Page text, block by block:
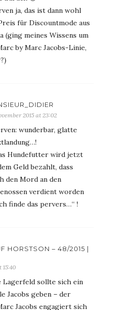
ja, das ist dann wohl
für Discountmode aus
(ging meines Wissens um
by Marc Jacobs-Linie,
2015 at 23:02
wunderbar, glatte
Hundefutter wird jetzt
Geld bezahlt, dass
den Mord an den
verdient worden
finde das pervers…“ !
HORSTSON – 48/2015 |
15:40
sollte sich ein
Jacobs geben – der
Jacobs engagiert sich